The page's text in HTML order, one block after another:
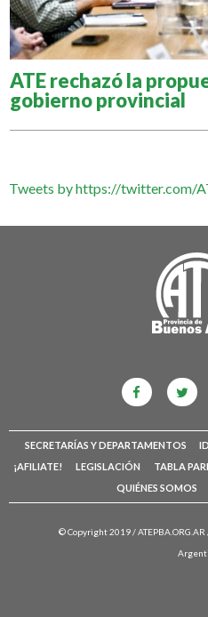
ATE rechazó la
gobierno provincial
Tweets by https://twitter.com/
SECRETARÍAS Y DEPARTAMENTOS
¡AFILIATE!
LEGISLACIÓN TABLA
QUIÉNES SOMOS
© Copyright 2019 /ATEPBA.ORG.AR